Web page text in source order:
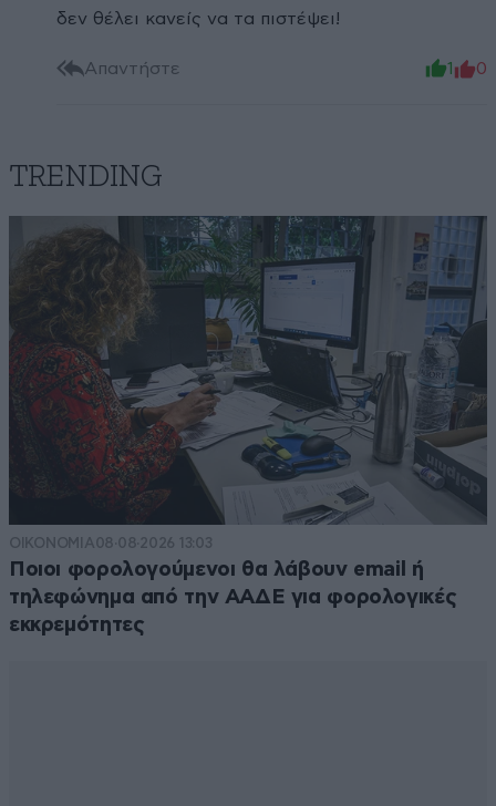
δεν θέλει κανείς να τα πιστέψει!
Απαντήστε 1 0
TRENDING
ΟΙΚΟΝΟΜΙΑ08·08·2026 13:03
Ποιοι φορολογούμενοι θα λάβουν email ή
τηλεφώνημα από την ΑΑΔΕ για φορολογικές
εκκρεμότητες